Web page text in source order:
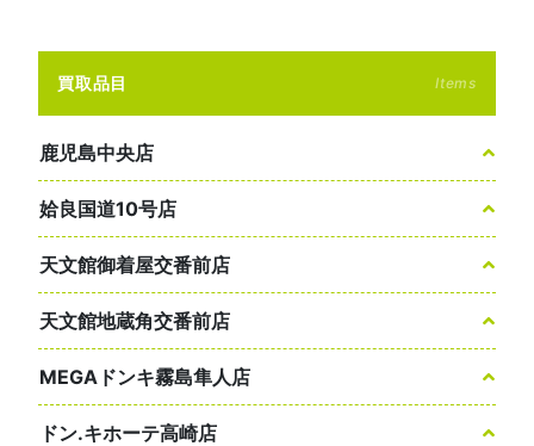
買取品目 Items
鹿児島中央店
姶良国道10号店
天文館御着屋交番前店
天文館地蔵角交番前店
MEGAドンキ霧島隼人店
ドン.キホーテ高崎店